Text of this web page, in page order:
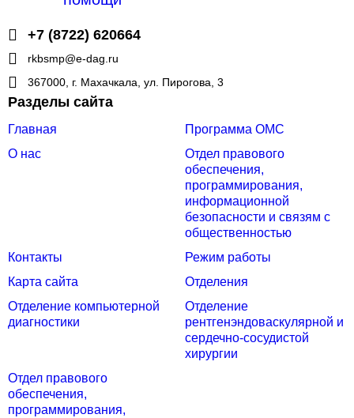
+7 (8722) 620664
rkbsmp@e-dag.ru
367000, г. Махачкала, ул. Пирогова, 3
Разделы сайта
Главная
Программа ОМС
О нас
Отдел правового
обеспечения,
программирования,
информационной
безопасности и связям с
общественностью
Контакты
Режим работы
Карта сайта
Отделения
Отделение компьютерной
диагностики
Отделение
рентгенэндоваскулярной и
сердечно-сосудистой
хирургии
Отдел правового
обеспечения,
программирования,